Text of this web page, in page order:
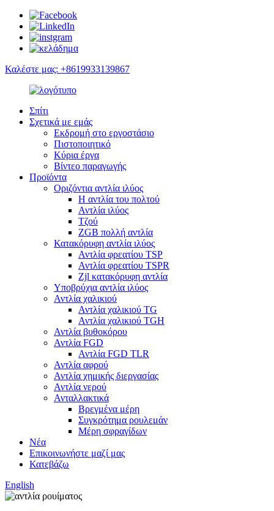
Καλέστε μας: +8619933139867
Σπίτι
Σχετικά με εμάς
Εκδρομή στο εργοστάσιο
Πιστοποιητικό
Κύρια έργα
Βίντεο παραγωγής
Προϊόντα
Οριζόντια αντλία ιλύος
Η αντλία του πολτού
Αντλία ιλύος
Τζού
ZGB πολλή αντλία
Κατακόρυφη αντλία ιλύος
Αντλία φρεατίου TSP
Αντλία φρεατίου TSPR
Zjl κατακόρυφη αντλία
Υποβρύχια αντλία ιλύος
Αντλία χαλικιού
Αντλία χαλικιού TG
Αντλία χαλικιού TGH
Αντλία βυθοκόρου
Αντλία FGD
Αντλία FGD TLR
Αντλία αφρού
Αντλία χημικής διεργασίας
Αντλία νερού
Ανταλλακτικά
Βρεγμένα μέρη
Συγκρότημα ρουλεμάν
Μέρη σφραγίδων
Νέα
Επικοινωνήστε μαζί μας
Κατεβάζω
English